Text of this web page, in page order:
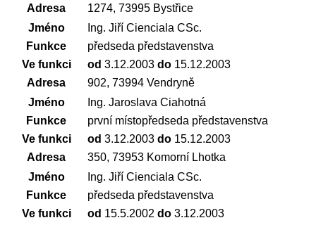
Adresa
1274, 73995 Bystřice
Jméno
Ing. Jiří Cienciala CSc.
Funkce
předseda představenstva
Ve funkci
od 3.12.2003 do15.12.2003
Adresa
902, 73994 Vendryně
Jméno
Ing. Jaroslava Ciahotná
Funkce
první místopředseda představenstva
Ve funkci
od 3.12.2003 do15.12.2003
Adresa
350, 73953 Komorní Lhotka
Jméno
Ing. Jiří Cienciala CSc.
Funkce
předseda představenstva
Ve funkci
od 15.5.2002 do3.12.2003